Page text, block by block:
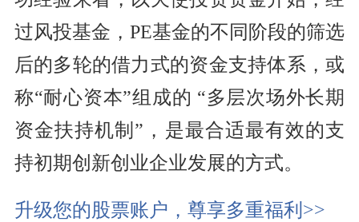
过风投基金，PE基金的不同阶段的筛选
后的多轮的借力式的资金支持体系，或
称“耐心资本”组成的 “多层次场外长期
资金扶持机制”，是最合适最有效的支
持初期创新创业企业发展的方式。
升级您的股票账户，尊享多重福利>>